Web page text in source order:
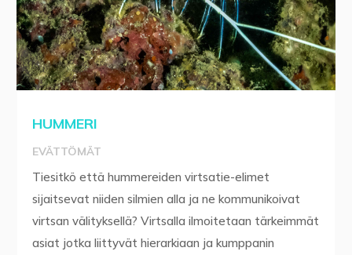
HUMMERI
EVÄTTÖMÄT
Tiesitkö että hummereiden virtsatie-elimet
sijaitsevat niiden silmien alla ja ne kommunikoivat
virtsan välityksellä? Virtsalla ilmoitetaan tärkeimmät
asiat jotka liittyvät hierarkiaan ja kumppanin